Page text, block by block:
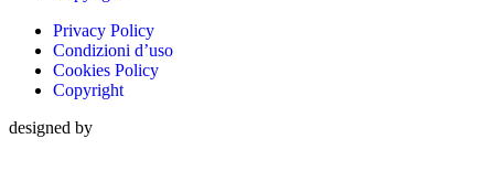
Privacy Policy
Condizioni d’uso
Cookies Policy
Copyright
designed by